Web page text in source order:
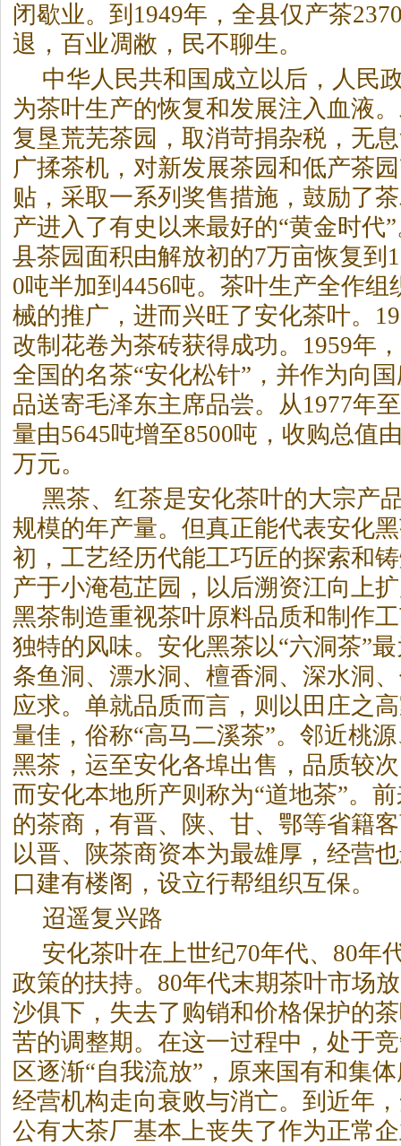
闭歇业。到1949年，全县仅产茶
退，百业凋敝，民不聊生。
中华人民共和国成立以后，人民
为茶叶生产的恢复和发展注入血液
复垦荒芜茶园，取消苛捐杂税，无
广揉茶机，对新发展茶园和低产茶
贴，采取一系列奖售措施，鼓励了
产进入了有史以来最好的“黄金时代
县茶园面积由解放初的7万亩恢复到
0吨半加到4456吨。茶叶生产全作组
械的推广，进而兴旺了安化茶叶。
改制花卷为茶砖获得成功。1959年
全国的名茶“安化松针”，并作为向
品送寄毛泽东主席品尝。从1977年
量由5645吨增至8500吨，收购总值
万元。
黑茶、红茶是安化茶叶的大宗产
规模的年产量。但真正能代表安化
初，工艺经历代能工巧匠的探索和
产于小淹苞芷园，以后溯资江向上
黑茶制造重视茶叶原料品质和制作
独特的风味。安化黑茶以“六洞茶”
条鱼洞、漂水洞、檀香洞、深水洞
应求。单就品质而言，则以田庄之
量佳，俗称“高马二溪茶”。邻近桃
黑茶 ，运至安化各埠出售，品质较
而安化本地所产则称为“道地茶”。
的茶商，有晋、陕、甘、鄂等省籍
以晋、陕茶商资本为最雄厚，经营
口建有楼阁，设立行帮组织互保。
迢遥复兴路
安化茶叶在上世纪70年代、80年
政策的扶持。80年代末期茶叶市场
沙俱下，失去了购销和价格保护的
苦的调整期。在这一过程中，处于
区逐渐“自我流放”，原来国有和集
经营机构走向衰败与消亡。到近年
公有大茶厂基本上丧失了作为正常